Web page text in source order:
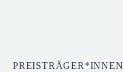
PREISTRÄGER*INNEN